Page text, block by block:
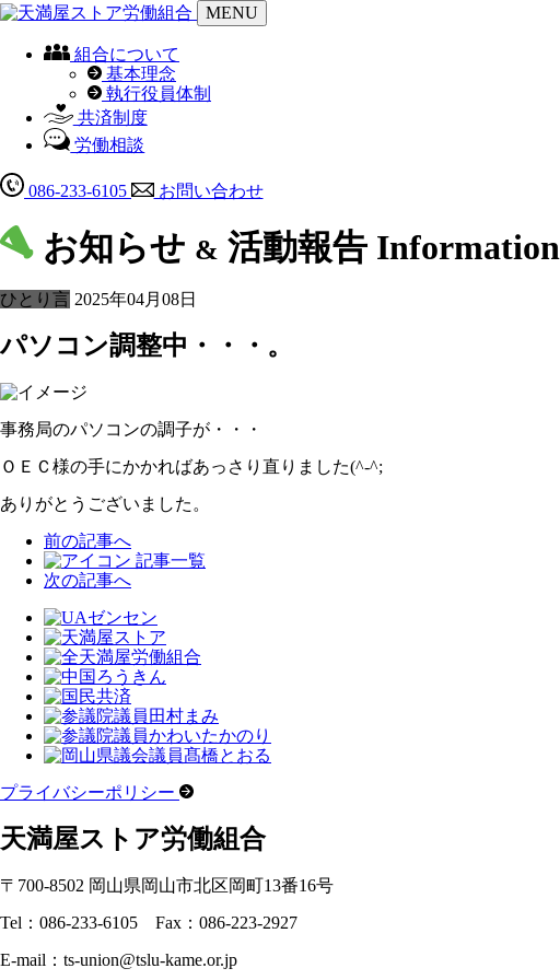
MENU
組合について
基本理念
執行役員体制
共済制度
労働相談
086-233-6105 お問い合わせ
お知らせ & 活動報告 Information
ひとり言 2025年04月08日
パソコン調整中・・・。
事務局のパソコンの調子が・・・
ＯＥＣ様の手にかかればあっさり直りました(^-^;
ありがとうございました。
前の記事へ
記事一覧
次の記事へ
プライバシーポリシー
天満屋ストア労働組合
〒700-8502 岡山県岡山市北区岡町13番16号
Tel：086-233-6105 Fax：086-223-2927
E-mail：ts-union@tslu-kame.or.jp